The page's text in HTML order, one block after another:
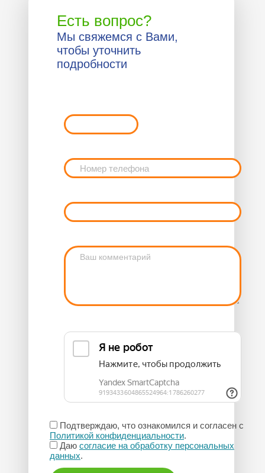
Есть вопрос?
Мы свяжемся с Вами,
чтобы уточнить
подробности
Подтверждаю, что ознакомился и согласен с
Политикой конфиденциальности.
Даю согласие на обработку персональных
данных.